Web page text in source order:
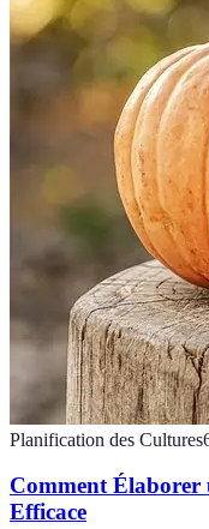
Planification des Cultures
Comment
Efficace